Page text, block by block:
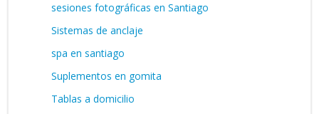
sesiones fotográficas en Santiago
Sistemas de anclaje
spa en santiago
Suplementos en gomita
Tablas a domicilio